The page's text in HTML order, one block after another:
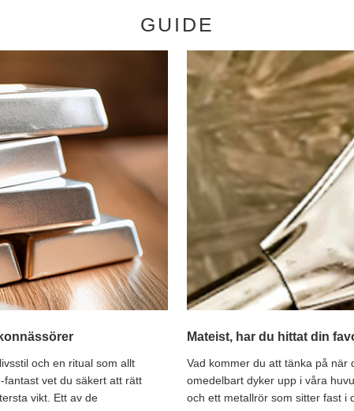
GUIDE
och en ritual som allt
vet du säkert att rätt
vikt. Ett av de
Mateist, har du hittat din
Vad kommer du att tänka på när
omedelbart dyker upp i våra
och ett metallrör som sitter fast i